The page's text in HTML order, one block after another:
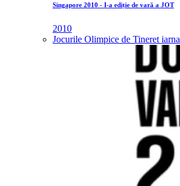
Singapore 2010 - I-a ediție de vară a JOT
2010
Jocurile Olimpice de Tineret iarna